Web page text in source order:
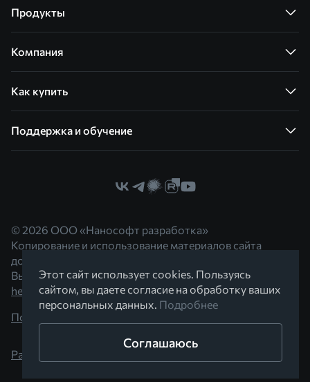
Продукты
Компания
Как купить
Поддержка и обучение
© 2026 ООО «Нанософт разработка»
Копирование и использование материалов сайта
допускается с согласия правообладателя.
Вы можете обратиться к нам по адресу
hello@nanocad.ru
Политика конфиденциальности
Разработано в Braind
Этот сайт использует cookies. Пользуясь
сайтом, вы даете согласие на обработку ваших
персональных данных. Подробнее
Соглашаюсь